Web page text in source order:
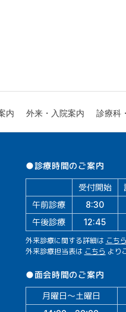
内 外来・入院案内 診療科
●診療時間のご案内
受付開始
午前診療
8:30
午後診療 12:45
外来診療に関する詳細は こちら
外来診療担当表は こちら より
●面会時間のご案内
月曜日～土曜日